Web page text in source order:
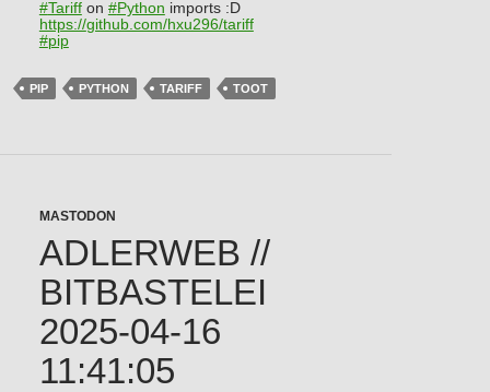
#Tariffon #Python imports :D
https://github.com/hxu296/tariff
#pip
PIP PYTHON TARIFF TOOT
MASTODON
ADLERWEB //
BITBASTELEI
2025-04-16
11:41:05